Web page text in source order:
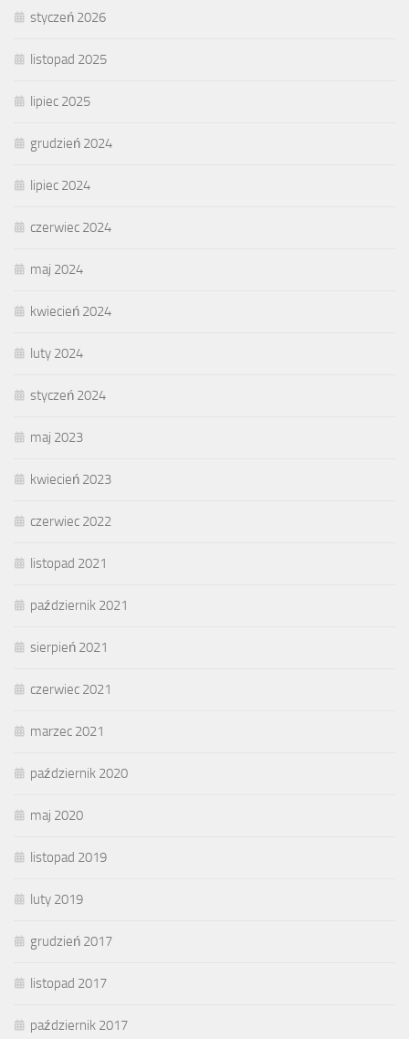
styczeń 2026
listopad 2025
lipiec 2025
grudzień 2024
lipiec 2024
czerwiec 2024
maj 2024
kwiecień 2024
luty 2024
styczeń 2024
maj 2023
kwiecień 2023
czerwiec 2022
listopad 2021
październik 2021
sierpień 2021
czerwiec 2021
marzec 2021
październik 2020
maj 2020
listopad 2019
luty 2019
grudzień 2017
listopad 2017
październik 2017